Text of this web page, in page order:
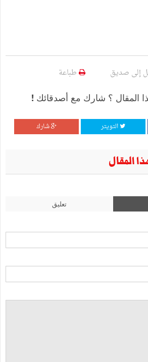
إلى صديق طباعة
المقال ؟ شارك مع أصدقائك !
التويتر شارك
المقال
تعليق